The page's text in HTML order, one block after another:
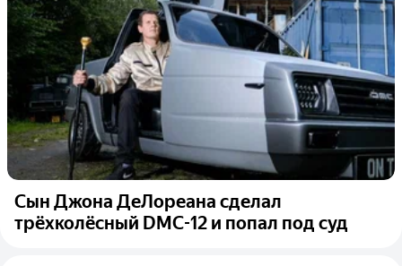
Сын Джона ДеЛореана сделал
трёхколёсный DMC-12 и попал под суд